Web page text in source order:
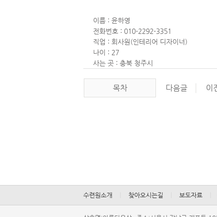
이름:윤하영
전화번호:010-2292-3351
직업:회사원(인테리어디자이너)
나이:27
사는곳:충북청주시
목차 다음글 이
수련원소개 찾아오시는길 보도자료